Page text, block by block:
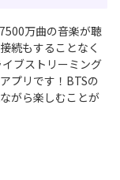
万曲の音楽が聴
続もすることなく
ブストリーミング
プリです！BTSの
がら楽しむことが